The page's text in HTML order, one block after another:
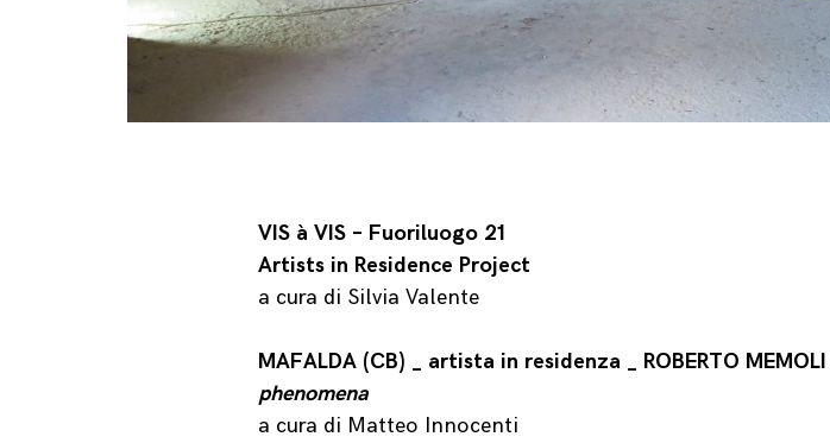
VIS à VIS – Fuoriluogo 21
Artists in Residence Project
a cura di Silvia Valente
MAFALDA (CB) _ artista in residenza _ ROBERTO MEMOLI
phenomena
a cura di Matteo Innocenti